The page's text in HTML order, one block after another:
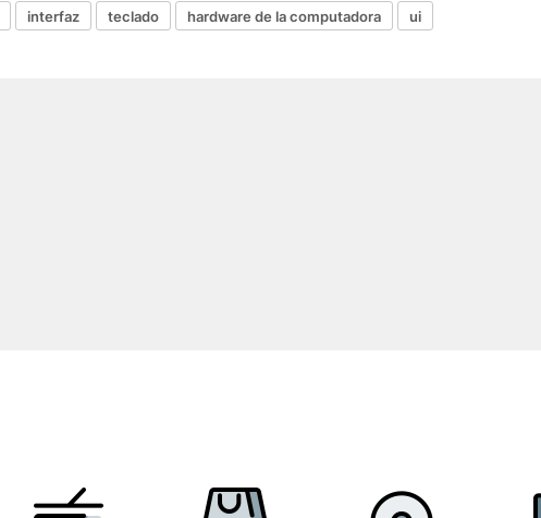
interfaz teclado hardware de la computadora ui